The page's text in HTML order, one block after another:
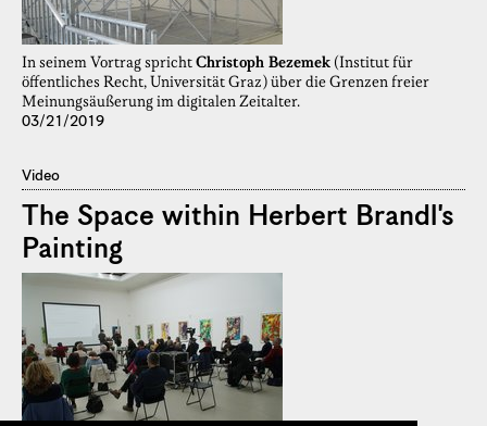
In seinem Vortrag sprichtChristoph Bezemek (Institut für
öffentliches Recht, Universität Graz) über die Grenzen freier
Meinungsäußerung im digitalen Zeitalter.
03/21/2019
Video
The Space within Herbert Brandl's
Painting